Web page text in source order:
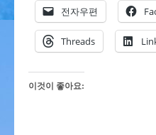
전자우편
Threads
이것이 좋아요: